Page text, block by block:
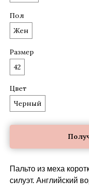
Пол
Жен
Размер
42
Цвет
Черный
Пальто из меха
силуэт. Английский